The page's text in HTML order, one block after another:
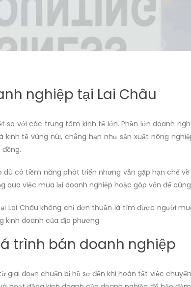
nghiệp tại Lai Châu
so với các trung tâm kinh tế lớn. Phần lớn doanh
tế vùng núi, chẳng hạn như sản xuất nông
có tiềm năng phát triển nhưng vẫn gặp hạn chế
việc mua lại doanh nghiệp hoặc góp vốn để
Lai Châu không chỉ đơn thuần là tìm được người
kinh doanh của địa phương.
trình bán doanh nghiệp
đoạn chuẩn bị hồ sơ đến khi hoàn tất việc